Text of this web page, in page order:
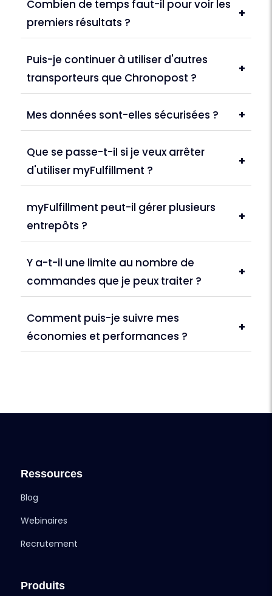
Combien de temps faut-il pour voir les
premiers résultats ?
+
Puis-je continuer à utiliser d'autres
transporteurs que Chronopost ?
+
Mes données sont-elles sécurisées ? +
Que se passe-t-il si je veux arrêter
d'utiliser myFulfillment ?
+
myFulfillment peut-il gérer plusieurs
entrepôts ?
+
Y a-t-il une limite au nombre de
commandes que je peux traiter ?
+
Comment puis-je suivre mes
économies et performances ?
+
Ressources
Blog
Webinaires
Recrutement
Produits